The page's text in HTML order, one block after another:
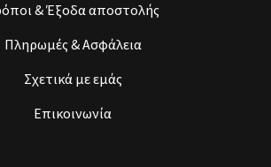
& Έξοδα αποστολής
Πληρωμές & Ασφάλεια
Σχετικά με εμάς
Επικοινωνία